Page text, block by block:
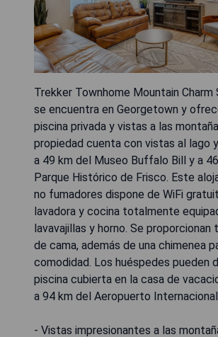
Trekker Townhome Mountain Charm
se encuentra en Georgetown y
piscina privada y vistas a las
propiedad cuenta con vistas al lago
a 49 km del Museo Buffalo Bill y a
Parque Histórico de Frisco. Este
no fumadores dispone de WiFi
lavadora y cocina totalmente
lavavajillas y horno. Se proporcionan
de cama, además de una chimenea
comodidad. Los huéspedes pueden
piscina cubierta en la casa de
a 94 km del Aeropuerto
- Vistas impresionantes a las